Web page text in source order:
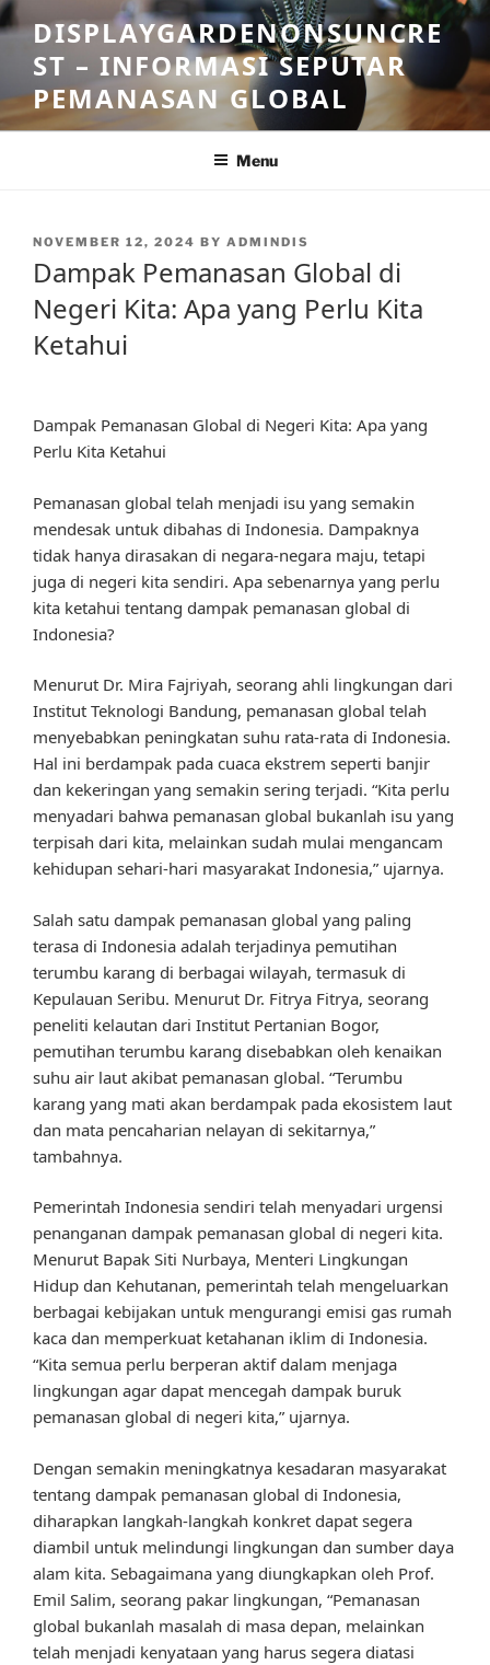
Skip
to
content
DISPLAYGARDENONSUNCRE
ST – INFORMASI SEPUTAR
PEMANASAN GLOBAL
Menu
POSTED
NOVEMBER 12, 2024 BY ADMINDIS
Dampak Pemanasan Global di
Negeri Kita: Apa yang Perlu Kita
Ketahui
Dampak Pemanasan Global di Negeri Kita: Apa yang
Perlu Kita Ketahui
Pemanasan global telah menjadi isu yang semakin
mendesak untuk dibahas di Indonesia. Dampaknya
tidak hanya dirasakan di negara-negara maju, tetapi
juga di negeri kita sendiri. Apa sebenarnya yang perlu
kita ketahui tentang dampak pemanasan global di
Indonesia?
Menurut Dr. Mira Fajriyah, seorang ahli lingkungan dari
Institut Teknologi Bandung, pemanasan global telah
menyebabkan peningkatan suhu rata-rata di Indonesia.
Hal ini berdampak pada cuaca ekstrem seperti banjir
dan kekeringan yang semakin sering terjadi. “Kita perlu
menyadari bahwa pemanasan global bukanlah isu yang
terpisah dari kita, melainkan sudah mulai mengancam
kehidupan sehari-hari masyarakat Indonesia,” ujarnya.
Salah satu dampak pemanasan global yang paling
terasa di Indonesia adalah terjadinya pemutihan
terumbu karang di berbagai wilayah, termasuk di
Kepulauan Seribu. Menurut Dr. Fitrya Fitrya, seorang
peneliti kelautan dari Institut Pertanian Bogor,
pemutihan terumbu karang disebabkan oleh kenaikan
suhu air laut akibat pemanasan global. “Terumbu
karang yang mati akan berdampak pada ekosistem laut
dan mata pencaharian nelayan di sekitarnya,”
tambahnya.
Pemerintah Indonesia sendiri telah menyadari urgensi
penanganan dampak pemanasan global di negeri kita.
Menurut Bapak Siti Nurbaya, Menteri Lingkungan
Hidup dan Kehutanan, pemerintah telah mengeluarkan
berbagai kebijakan untuk mengurangi emisi gas rumah
kaca dan memperkuat ketahanan iklim di Indonesia.
“Kita semua perlu berperan aktif dalam menjaga
lingkungan agar dapat mencegah dampak buruk
pemanasan global di negeri kita,” ujarnya.
Dengan semakin meningkatnya kesadaran masyarakat
tentang dampak pemanasan global di Indonesia,
diharapkan langkah-langkah konkret dapat segera
diambil untuk melindungi lingkungan dan sumber daya
alam kita. Sebagaimana yang diungkapkan oleh Prof.
Emil Salim, seorang pakar lingkungan, “Pemanasan
global bukanlah masalah di masa depan, melainkan
telah menjadi kenyataan yang harus segera diatasi